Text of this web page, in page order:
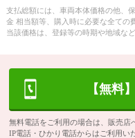
支払総額には、車両本体価格の他、
金 相当額等、購入時に必要な全ての
当該価格は、登録等の時期や地域な
【無料
無料電話をご利用の場合は、販売店
IP電話・ひかり電話からはご利用い